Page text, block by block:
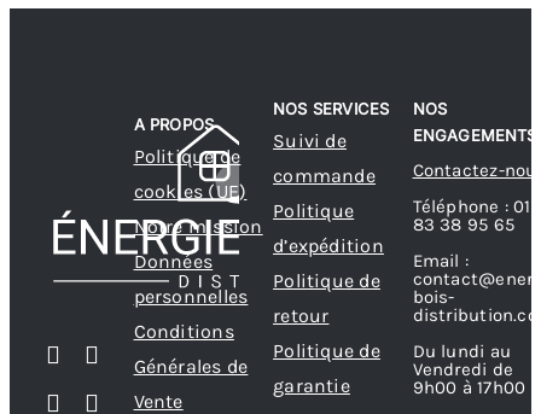
A PROPOS
Politique de
cookies (UE)
Notre mission
Données
personnelles
Conditions
Générales de
Vente
NOS SERVICES
Suivi de
commande
Politique
d’expédition
Politique de
retour
Politique de
garantie
NOS
ENGAGEMENTS
Contactez-
Téléphone : 01
83 38 95 65
Email :
bois-
Du lundi au
Vendredi de
9h00 à 17h00